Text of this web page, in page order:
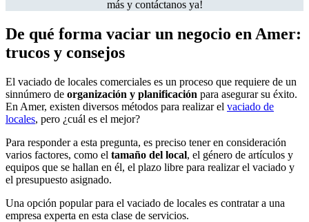
más y contáctanos ya!
De qué forma vaciar un negocio en Amer:
trucos y consejos
El vaciado de locales comerciales es un proceso que requiere de un
sinnúmero de organización y planificación para asegurar su éxito.
En Amer, existen diversos métodos para realizar el vaciado de
locales, pero ¿cuál es el mejor?
Para responder a esta pregunta, es preciso tener en consideración
varios factores, como el tamaño del local, el género de artículos y
equipos que se hallan en él, el plazo libre para realizar el vaciado y
el presupuesto asignado.
Una opción popular para el vaciado de locales es contratar a una
empresa experta en esta clase de servicios.